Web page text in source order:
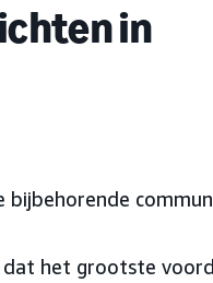
in
het grootste